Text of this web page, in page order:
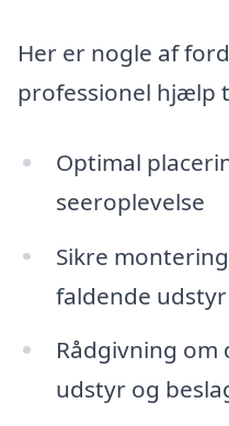
Her er nogle af
professionel hjælp
Optimal
seeroplevelse
Sikre
faldende udstyr
Rådgivning om
udstyr og